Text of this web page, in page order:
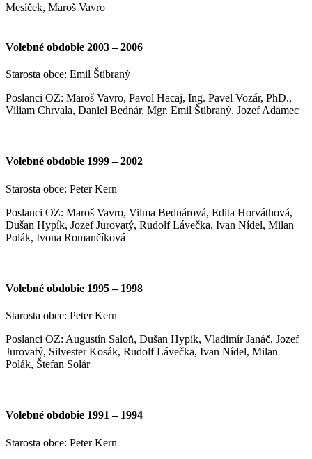
Mesíček, Maroš Vavro
Volebné obdobie 2003 – 2006
Starosta obce: Emil Štibraný
Poslanci OZ: Maroš Vavro, Pavol Hacaj, Ing. Pavel Vozár, PhD.,
Viliam Chrvala, Daniel Bednár, Mgr. Emil Štibraný, Jozef Adamec
Volebné obdobie 1999 – 2002
Starosta obce: Peter Kern
Poslanci OZ: Maroš Vavro, Vilma Bednárová, Edita Horváthová,
Dušan Hypík, Jozef Jurovatý, Rudolf Lávečka, Ivan Nídel, Milan
Polák, Ivona Romančíková
Volebné obdobie 1995 – 1998
Starosta obce: Peter Kern
Poslanci OZ: Augustín Saloň, Dušan Hypík, Vladimír Janáč, Jozef
Jurovatý, Silvester Kosák, Rudolf Lávečka, Ivan Nídel, Milan
Polák, Štefan Solár
Volebné obdobie 1991 – 1994
Starosta obce: Peter Kern